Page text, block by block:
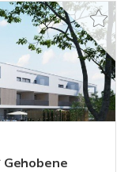
Gehobene